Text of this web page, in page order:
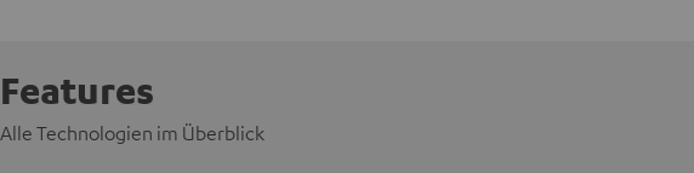
Features
Alle Technologien im Überblick